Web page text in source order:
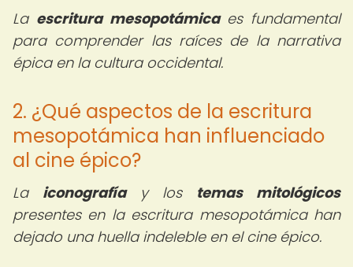
La escritura mesopotámicaes fundamental
para comprender las raíces de la narrativa
épica en la cultura occidental.
2. ¿Qué aspectos de la escritura
mesopotámica han influenciado
al cine épico?
La iconografíay los temas mitológicos
presentes en la escritura mesopotámica han
dejado una huella indeleble en el cine épico.